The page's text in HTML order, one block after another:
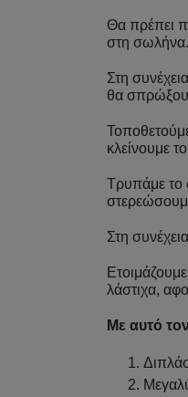
Θα πρέπει
στη σωλήνα.
Στη
θα
κλείνουμε
Τρυπάμε το
Στη
λάστιχα,
Με αυτό